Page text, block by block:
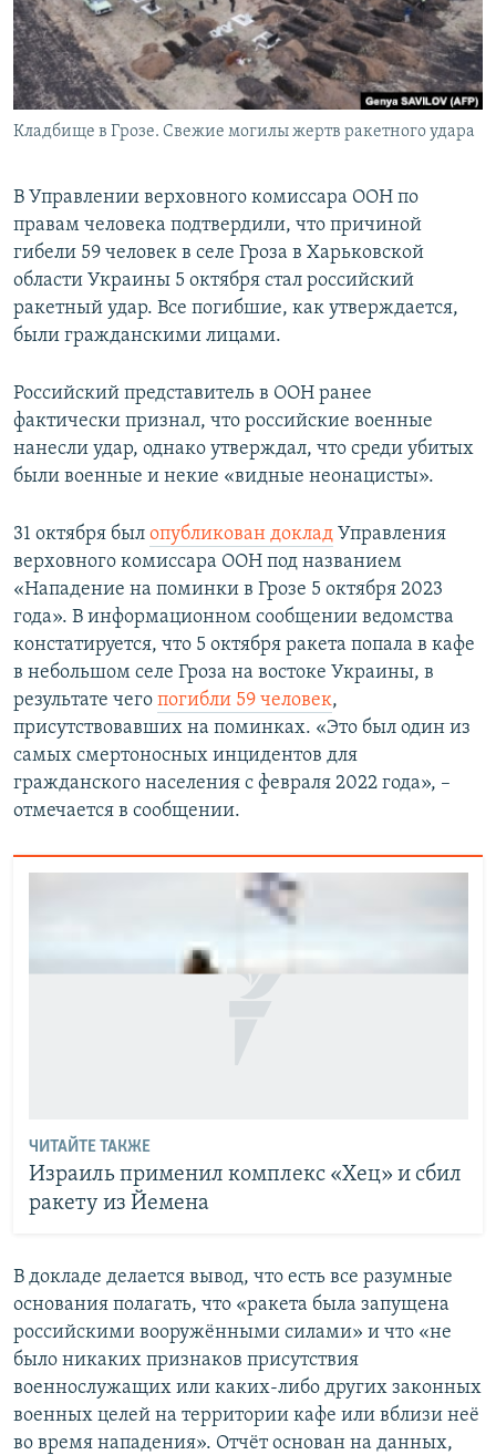
СПОРТ
МИР
БЛОГИ
ГОЛОСА
ЧИТАЕМ ПРЕССУ
АРХИВ РАДИОПРОГРАММЫ
Все сайты РСЕ/РС
Кладбище в Грозе. Свежие могилы жертв ракетного удара
В Управлении верховного комиссара ООН по
правам человека подтвердили, что причиной
гибели 59 человек в селе Гроза в Харьковской
области Украины 5 октября стал российский
ракетный удар. Все погибшие, как утверждается,
были гражданскими лицами.
Российский представитель в ООН ранее
фактически признал, что российские военные
нанесли удар, однако утверждал, что среди убитых
были военные и некие «видные неонацисты».
31 октября был опубликован доклад Управления
верховного комиссара ООН под названием
«Нападение на поминки в Грозе 5 октября 2023
года». В информационном сообщении ведомства
констатируется, что 5 октября ракета попала в кафе
в небольшом селе Гроза на востоке Украины, в
результате чего погибли 59 человек,
присутствовавших на поминках. «Это был один из
самых смертоносных инцидентов для
гражданского населения с февраля 2022 года», –
отмечается в сообщении.
ЧИТАЙТЕ ТАКЖЕ
Израиль применил комплекс «Хец» и сбил
ракету из Йемена
В докладе делается вывод, что есть все разумные
основания полагать, что «ракета была запущена
российскими вооружёнными силами» и что «не
было никаких признаков присутствия
военнослужащих или каких-либо других законных
военных целей на территории кафе или вблизи неё
во время нападения». Отчёт основан на данных,